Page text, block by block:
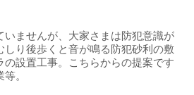
いませんが、大家さまは防犯意識が
しり後歩くと音が鳴る防犯砂利の敷
の設置工事。こちらからの提案です
。